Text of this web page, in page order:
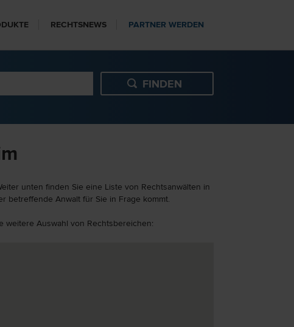
RECHTSNEWS PARTNER WERDEN
unten finden Sie eine Liste von Rechtsanwälten in
betreffende Anwalt für Sie in Frage kommt.
weitere Auswahl von Rechtsbereichen: